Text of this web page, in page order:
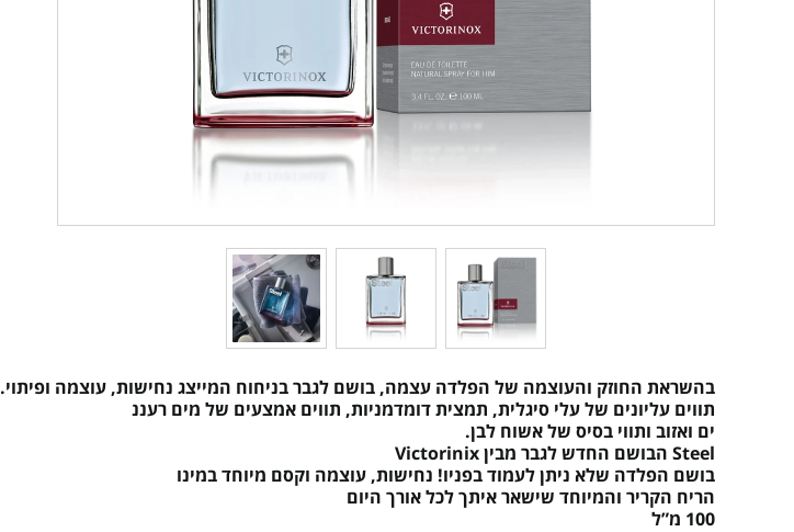
בהשראת החוזק והעוצמה של הפלדה עצמה, בושם לגבר בניחוח המייצג נחישות, עוצמה ופיתוי.
תווים עליונים של עלי סיגלית, תמצית דומדמניות, תווים אמצעים של מים רעננ
ים ואזוב ותווי בסיס של אשוח לבן.
Steel הבושם החדש לגבר מבין Victorinix
בושם הפלדה שלא ניתן לעמוד בפניו! נחישות, עוצמה וקסם מיוחד במינו
הריח הקריר והמיוחד שישאר איתך לכל אורך היום
100 מ”ל